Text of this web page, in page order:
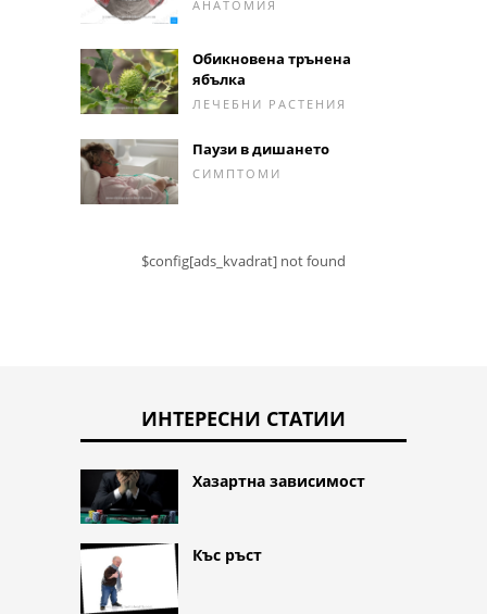
АНАТОМИЯ
Обикновена трънена
ябълка
ЛЕЧЕБНИ РАСТЕНИЯ
Паузи в дишането
СИМПТОМИ
$config[ads_kvadrat] not found
ИНТЕРЕСНИ СТАТИИ
Хазартна зависимост
Къс ръст